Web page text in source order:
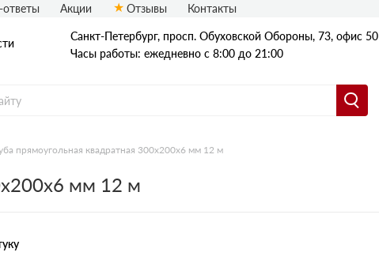
Санкт-Петербург, просп. Обуховской Обороны, 73, офис 50
Часы работы: ежедневно с 8:00 до 21:00
Стальные трубы
Акции Отзывы Контакты
прямоугольная квадратная 300х200х6 мм 12 м
мм 12 м